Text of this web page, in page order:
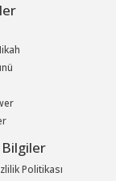
Politikası